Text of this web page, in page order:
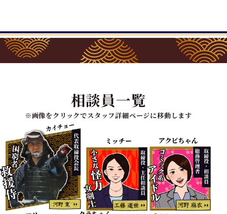
相談員一覧
※画像をクリックでスタッフ詳細ページに移動します